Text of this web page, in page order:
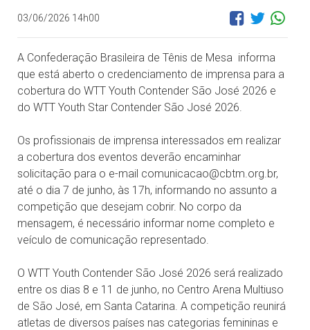
03/06/2026 14h00
A Confederação Brasileira de Tênis de Mesa informa
que está aberto o credenciamento de imprensa para a
cobertura do WTT Youth Contender São José 2026 e
do WTT Youth Star Contender São José 2026.
Os profissionais de imprensa interessados em realizar
a cobertura dos eventos deverão encaminhar
solicitação para o e-mail comunicacao@cbtm.org.br,
até o dia 7 de junho, às 17h, informando no assunto a
competição que desejam cobrir. No corpo da
mensagem, é necessário informar nome completo e
veículo de comunicação representado.
O WTT Youth Contender São José 2026 será realizado
entre os dias 8 e 11 de junho, no Centro Arena Multiuso
de São José, em Santa Catarina. A competição reunirá
atletas de diversos países nas categorias femininas e